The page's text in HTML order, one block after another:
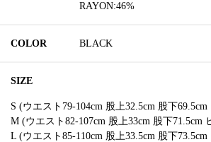
RAYON:46%
COLOR BLACK
SIZE
S (ウエスト79-104cm 股上32.5cm 股下
M (ウエスト82-107cm 股上33cm 股下71.5cm
L (ウエスト85-110cm 股上33.5cm 股下